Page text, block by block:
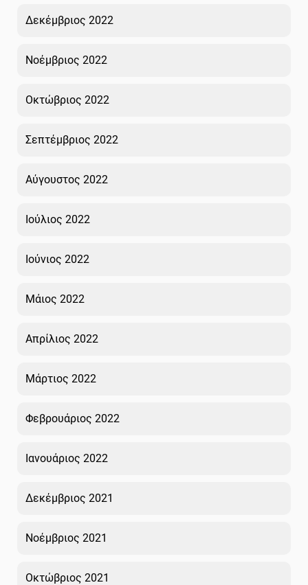
Δεκέμβριος 2022
Νοέμβριος 2022
Οκτώβριος 2022
Σεπτέμβριος 2022
Αύγουστος 2022
Ιούλιος 2022
Ιούνιος 2022
Μάιος 2022
Απρίλιος 2022
Μάρτιος 2022
Φεβρουάριος 2022
Ιανουάριος 2022
Δεκέμβριος 2021
Νοέμβριος 2021
Οκτώβριος 2021